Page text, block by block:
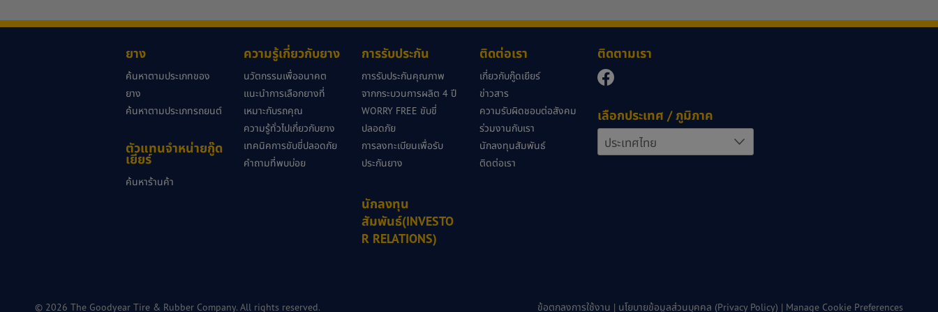
ยาง
ค้นหาตามประเภทของ
ยาง
ค้นหาตามประเภทรถยนต์
ตัวแทนจำหน่ายกู๊ด
เยียร์
ค้นหาร้านค้า
ความรู้เกี่ยวกับยาง
นวัตกรรมเพื่ออนาคต
แนะนำการเลือกยางที่
เหมาะกับรถคุณ
ความรู้ทั่วไปเกี่ยวกับยาง
เทคนิคการขับขี่ปลอดภัย
คำถามที่พบบ่อย
การรับประกัน
การรับประกันคุณภาพ
จากกระบวนการผลิต 4 ปี
WORRY FREE ขับขี่
ปลอดภัย
การลงทะเบียนเพื่อรับ
ประกันยาง
นักลงทุน
สัมพันธ์(INVESTO
R RELATIONS)
ติดต่อเรา
เกี่ยวกับกู๊ดเยียร์
ข่าวสาร
ความรับผิดชอบต่อสังคม
ร่วมงานกับเรา
นักลงทุนสัมพันธ์
ติดต่อเรา
ติดตามเรา
เลือกประเทศ / ภูมิภาค
© 2026 The Goodyear Tire & Rubber Company. All rights reserved. ข้อตกลงการใช้งาน | นโยบายข้อมูลส่วนบุคคล (Privacy Policy) | Manage Cookie Preferences